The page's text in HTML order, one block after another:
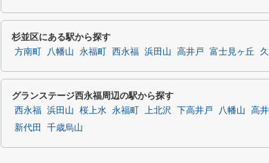
杉並区にある駅から探す
方南町 八幡山 永福町 西永福 浜田山 高井戸 富士見ヶ丘
グランステージ西永福周辺の駅から探す
西永福 浜田山 桜上水 永福町 上北沢 下高井戸 八幡山 高
新代田
千歳烏山